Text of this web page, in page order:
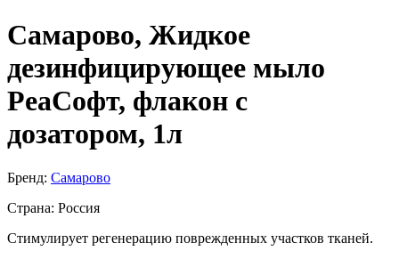
Самарово, Жидкое
дезинфицирующее мыло
РеаСофт, флакон с
дозатором, 1л
Бренд: Самарово
Страна: Россия
Стимулирует регенерацию поврежденных участков тканей.